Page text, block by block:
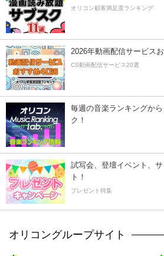
オリコン顧客満足度ランキング
2026年動画配信サービス
CS動画配信サービス20選
毎週の音楽ランキングか
ク！
試写会、登壇イベント、
ト！
プレゼント特集
オリコングループサイト